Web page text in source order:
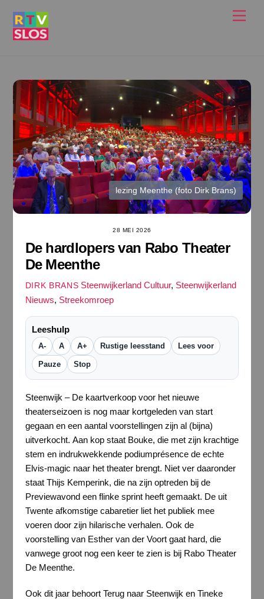
lezing Meenthe (foto Dirk Brans)
28 MEI 2026
De hardlopers van Rabo Theater
De Meenthe
DIRK BRANS Steenwijkerland Cultuur, Steenwijkerland
Nieuws, Streekomroep
Leeshulp
A- A A+ Rustige leesstand Lees voor
Pauze Stop
Steenwijk – De kaartverkoop voor het nieuwe
theaterseizoen is nog maar kortgeleden van start
gegaan en een aantal voorstellingen zijn al (bijna)
uitverkocht. Aan kop staat Bouke, die met zijn krachtige
stem en indrukwekkende podiumprésence de echte
Elvis-magic naar het theater brengt. Niet ver daaronder
staat Thijs Kemperink, die na zijn optreden bij de
Previewavond een flinke sprint heeft gemaakt. De uit
Twente afkomstige cabaretier liet het publiek mee
voeren door zijn hilarische verhalen. Ook de
voorstelling van Esther van der Voort gaat hard, die
vanwege groot nog een keer te zien is bij Rabo Theater
De Meenthe.
Ook dit jaar behoort Terug naar Steenwijk en Tineke